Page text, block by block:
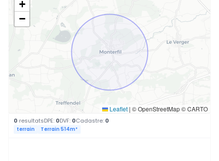
0 resultatsDPE: 0DVF: 0Cadastre: 0
terrain Terrain 514m²
+
−
Leaflet | © OpenStreetMap © CARTO